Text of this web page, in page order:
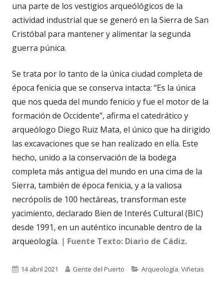
una parte de los vestigios arqueólógicos de la
actividad industrial que se generó en la Sierra de San
Cristóbal para mantener y alimentar la segunda
guerra púnica.
Se trata por lo tanto de la única ciudad completa de
época fenicia que se conserva intacta: “Es la única
que nos queda del mundo fenicio y fue el motor de la
formación de Occidente”, afirma el catedrático y
arqueólogo Diego Ruiz Mata, el único que ha dirigido
las excavaciones que se han realizado en ella. Este
hecho, unido a la conservación de la bodega
completa más antigua del mundo en una cima de la
Sierra, también de época fenicia, y a la valiosa
necrópolis de 100 hectáreas, transforman este
yacimiento, declarado Bien de Interés Cultural (BIC)
desde 1991, en un auténtico incunable dentro de la
arqueología. | Fuente Texto: Diario de Cádiz.
Publicado
14 abril 2021 Autor
Gente del Puerto Categorías
Arqueología,Viñetas